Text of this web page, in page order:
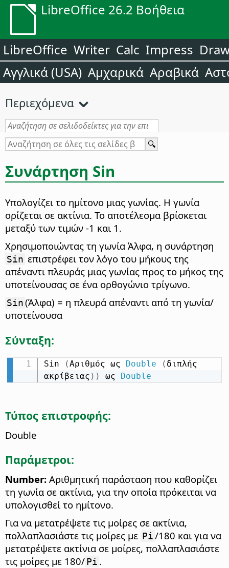
LibreOffice 26.2 Βοήθεια
LibreOffice Writer Calc Impress
Αγγλικά (USA) Αμχαρικά Αραβικά
Περιεχόμενα
Συνάρτηση Sin
Υπολογίζει το ημίτονο μιας γωνίας. Η γωνία
ορίζεται σε ακτίνια. Το αποτέλεσμα βρίσκεται
μεταξύ των τιμών -1 και 1.
Χρησιμοποιώντας τη γωνία Άλφα, η συνάρτηση
Sin επιστρέφει τον λόγο του μήκους της
απέναντι πλευράς μιας γωνίας προς το μήκος της
υποτείνουσας σε ένα ορθογώνιο τρίγωνο.
Sin(Άλφα) = η πλευρά απέναντι από τη γωνία/
υποτείνουσα
Σύνταξη:
Sin (Αριθμός ως Double ( διπλής
ακρίβειας ) ) ως Double
Τύπος επιστροφής:
Double
Παράμετροι:
Number: Αριθμητική παράσταση που καθορίζει
τη γωνία σε ακτίνια, για την οποία πρόκειται να
υπολογισθεί το ημίτονο.
Για να μετατρέψετε τις μοίρες σε ακτίνια,
πολλαπλασιάστε τις μοίρες με Pi/180 και για να
μετατρέψετε ακτίνια σε μοίρες, πολλαπλασιάστε
τις μοίρες με 180/Pi .